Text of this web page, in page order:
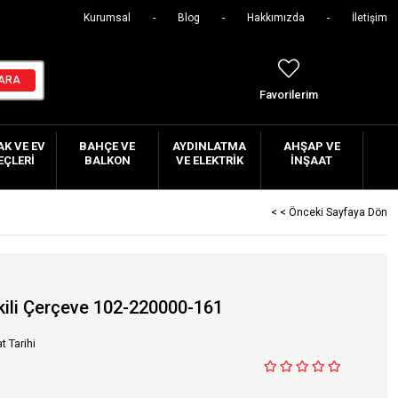
Kurumsal Blog Hakkımızda İletişim
Favorilerim
VE EV
BAHÇE VE
BALKON
AYDINLATMA
VE ELEKTRIK
AHŞAP VE
İNŞAAT
< < Önceki Sayfaya Dön
Çerçeve 102-220000-161
Tarihi